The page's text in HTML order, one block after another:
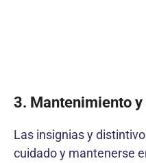
3. Mantenimiento y
Las insignias y
cuidado y mantenerse